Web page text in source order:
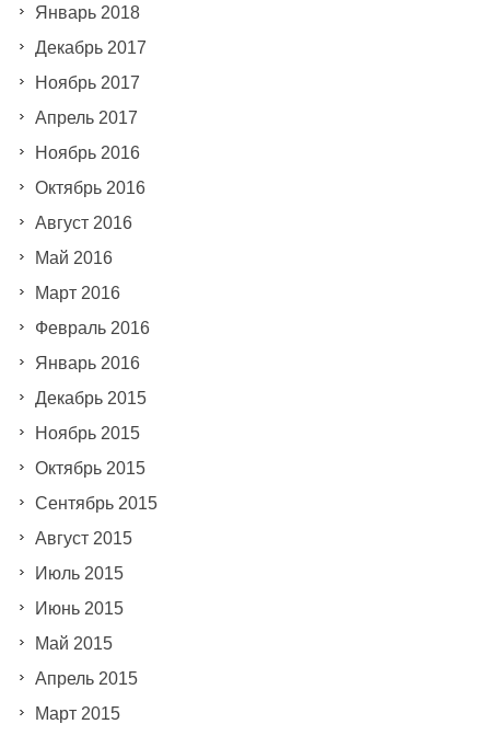
Январь 2018
Декабрь 2017
Ноябрь 2017
Апрель 2017
Ноябрь 2016
Октябрь 2016
Август 2016
Май 2016
Март 2016
Февраль 2016
Январь 2016
Декабрь 2015
Ноябрь 2015
Октябрь 2015
Сентябрь 2015
Август 2015
Июль 2015
Июнь 2015
Май 2015
Апрель 2015
Март 2015